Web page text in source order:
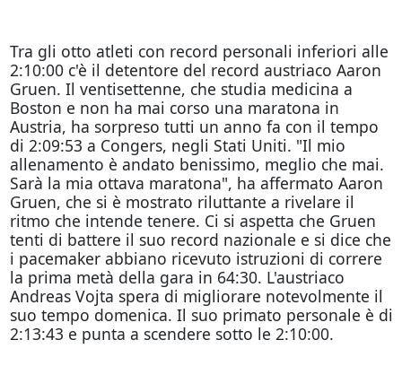
Tra gli otto atleti con record personali inferiori alle
2:10:00 c'è il detentore del record austriaco Aaron
Gruen. Il ventisettenne, che studia medicina a
Boston e non ha mai corso una maratona in
Austria, ha sorpreso tutti un anno fa con il tempo
di 2:09:53 a Congers, negli Stati Uniti. "Il mio
allenamento è andato benissimo, meglio che mai.
Sarà la mia ottava maratona", ha affermato Aaron
Gruen, che si è mostrato riluttante a rivelare il
ritmo che intende tenere. Ci si aspetta che Gruen
tenti di battere il suo record nazionale e si dice che
i pacemaker abbiano ricevuto istruzioni di correre
la prima metà della gara in 64:30. L'austriaco
Andreas Vojta spera di migliorare notevolmente il
suo tempo domenica. Il suo primato personale è di
2:13:43 e punta a scendere sotto le 2:10:00.